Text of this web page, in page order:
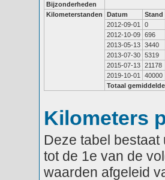
Bijzonderheden
Kilometerstanden
Datum Stand
2012-09-01
0
2012-10-09 696
2013-05-13 3440
2013-07-30 5319
2015-07-13 21178
2019-10-01
40000
Totaal
Kilometers
Deze tabel
tot de 1e van de
waarden afgeleid